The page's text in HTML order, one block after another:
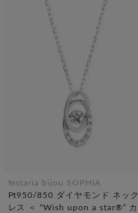
festaria bijou SOPHIA
Pt950/850 ダイヤモンド ネック
レス ＜ “Wish upon a star®” カ